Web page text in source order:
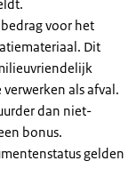
voor het
Dit
als afval.
dan niet-
bonus.
gelden